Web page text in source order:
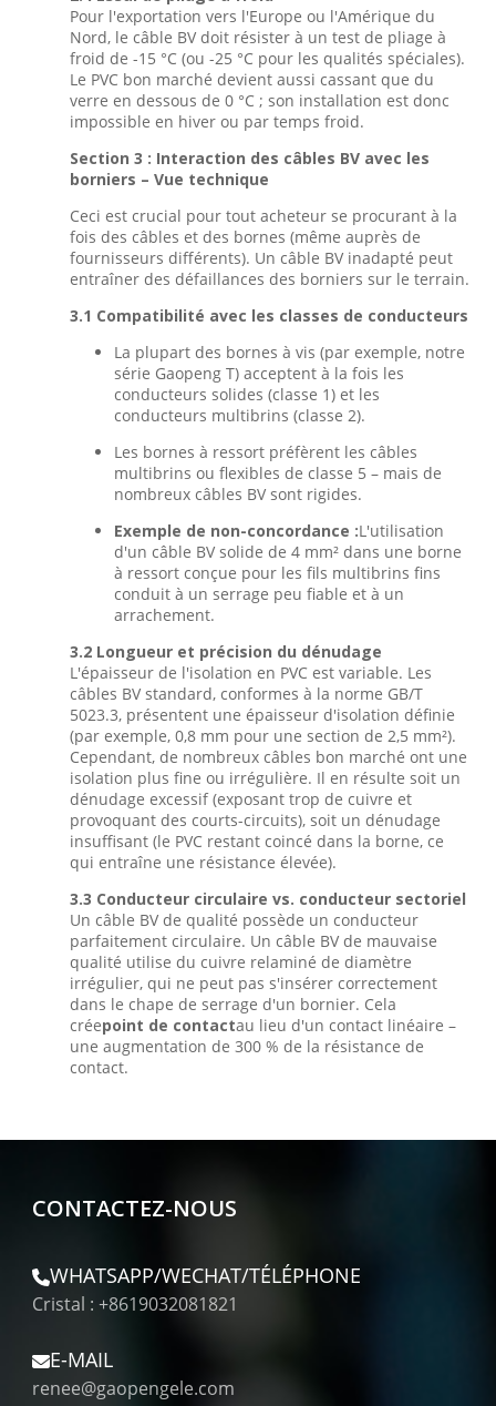
Pour l'exportation vers l'Europe ou l'Amérique du
Nord, le câble BV doit résister à un test de pliage à
froid de -15 °C (ou -25 °C pour les qualités spéciales).
Le PVC bon marché devient aussi cassant que du
verre en dessous de 0 °C ; son installation est donc
impossible en hiver ou par temps froid.
Section 3 : Interaction des câbles BV avec les
borniers – Vue technique
Ceci est crucial pour tout acheteur se procurant à la
fois des câbles et des bornes (même auprès de
fournisseurs différents). Un câble BV inadapté peut
entraîner des défaillances des borniers sur le terrain.
3.1 Compatibilité avec les classes de conducteurs
La plupart des bornes à vis (par exemple, notre
série Gaopeng T) acceptent à la fois les
conducteurs solides (classe 1) et les
conducteurs multibrins (classe 2).
Les bornes à ressort préfèrent les câbles
multibrins ou flexibles de classe 5 – mais de
nombreux câbles BV sont rigides.
Exemple de non-concordance :L'utilisation
d'un câble BV solide de 4 mm² dans une borne
à ressort conçue pour les fils multibrins fins
conduit à un serrage peu fiable et à un
arrachement.
3.2 Longueur et précision du dénudage
L'épaisseur de l'isolation en PVC est variable. Les
câbles BV standard, conformes à la norme GB/T
5023.3, présentent une épaisseur d'isolation définie
(par exemple, 0,8 mm pour une section de 2,5 mm²).
Cependant, de nombreux câbles bon marché ont une
isolation plus fine ou irrégulière. Il en résulte soit un
dénudage excessif (exposant trop de cuivre et
provoquant des courts-circuits), soit un dénudage
insuffisant (le PVC restant coincé dans la borne, ce
qui entraîne une résistance élevée).
3.3 Conducteur circulaire vs. conducteur sectoriel
Un câble BV de qualité possède un conducteur
parfaitement circulaire. Un câble BV de mauvaise
qualité utilise du cuivre relaminé de diamètre
irrégulier, qui ne peut pas s'insérer correctement
dans le chape de serrage d'un bornier. Cela
créepoint de contactau lieu d'un contact linéaire –
une augmentation de 300 % de la résistance de
contact.
CONTACTEZ-NOUS
WHATSAPP/WECHAT/TÉLÉPHONE
Cristal : +8619032081821
E-MAIL
renee@gaopengele.com